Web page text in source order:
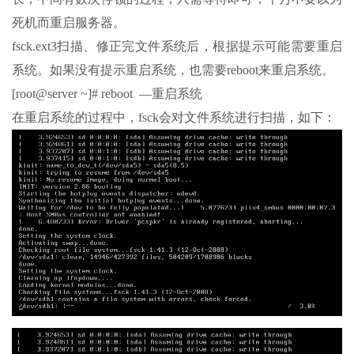
死机而重启服务器。
fsck.ext3扫描、修正完文件系统后，根据提示可能需要重启
系统。如果没有提示重启系统，也需要reboot来重启系统。
[root@server ~]# reboot —重启系统
在重启系统的过程中，fsck会对文件系统进行扫描，如下：